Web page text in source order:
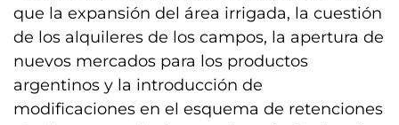
que la expansión del área irrigada, la cuestión
de los alquileres de los campos, la apertura de
nuevos mercados para los productos
argentinos y la introducción de
modificaciones en el esquema de retenciones